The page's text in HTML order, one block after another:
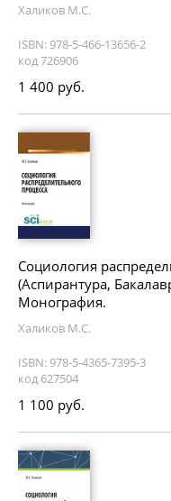
Халиков М.С.
ISBN: 978-5-466-13656-2
код 726906
1 400 руб.
Социология
(Аспирантура,
Монография.
Халиков М.С.
ISBN: 978-5-4365-7395-3
код 627504
1 100 руб.